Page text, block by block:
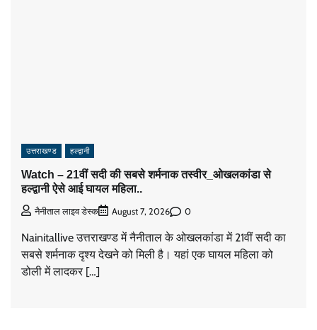
उत्तराखण्ड हल्द्वानी
Watch – 21वीं सदी की सबसे शर्मनाक तस्वीर_ओखलकांडा से
हल्द्वानी ऐसे आई घायल महिला..
नैनीताल लाइव डेस्क August 7, 2026 0
Nainitallive उत्तराखण्ड में नैनीताल के ओखलकांडा में 21वीं सदी का
सबसे शर्मनाक दृश्य देखने को मिली है। यहां एक घायल महिला को
डोली में लादकर […]